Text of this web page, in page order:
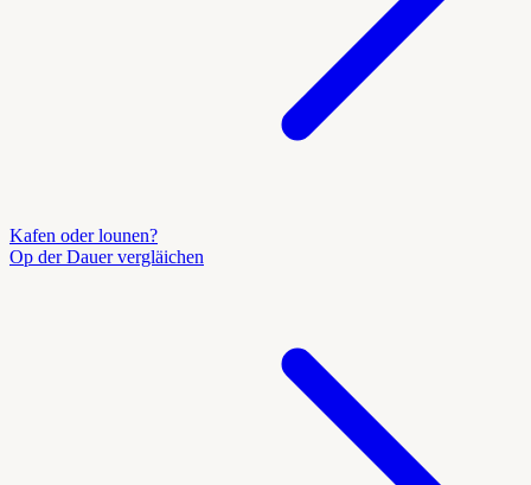
Kafen oder lounen?
Op der Dauer vergläichen